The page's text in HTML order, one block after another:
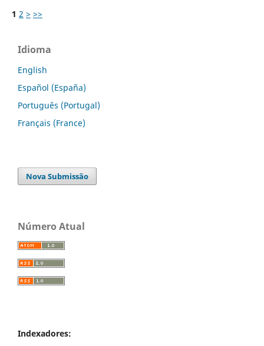
1 2 > >>
Idioma
English
Español (España)
Português (Portugal)
Français (France)
Nova Submissão
Número Atual
Indexadores: